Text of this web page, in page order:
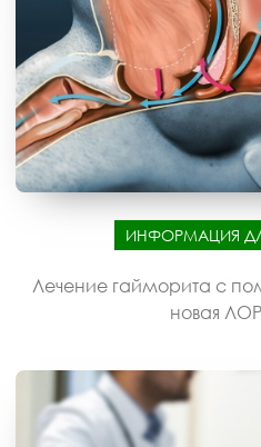
ИНФОРМАЦИЯ
Лечение гайморита с
новая